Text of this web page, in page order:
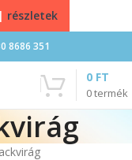
8686 351
0termék
0 FT
részletek